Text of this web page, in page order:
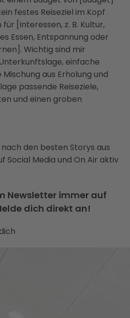
festes Reiseziel im Kopf
[Interessen, z. B. Kultur,
Essen, Entspannung oder
Wichtig sind mir
einfache
aus Erholung und
passende Reiseziele,
und einen groben
den besten Storys aus
Social Media und On Air aktiv
Newsletter immer auf
dich direkt an!